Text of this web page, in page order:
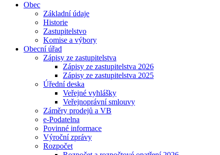
Obec
Základní údaje
Historie
Zastupitelstvo
Komise a výbory
Obecní úřad
Zápisy ze zastupitelstva
Zápisy ze zastupitelstva 2026
Zápisy ze zastupitelstva 2025
Úřední deska
Veřejné vyhlášky
Veřejnoprávní smlouvy
Záměry prodejů a VB
e-Podatelna
Povinné informace
Výroční zprávy
Rozpočet